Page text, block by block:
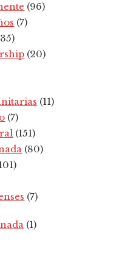
(96)
(7)
(20)
(11)
(7)
(151)
(80)
(7)
(1)